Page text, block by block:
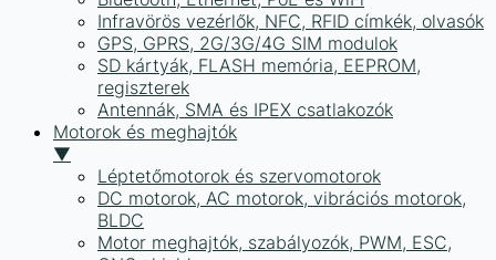
Infravörös vezérlők, NFC, RFID címkék, olvasók
GPS, GPRS, 2G/3G/4G SIM modulok
SD kártyák, FLASH memória, EEPROM,
regiszterek
Antennák, SMA és IPEX csatlakozók
Motorok és meghajtók
▼
Léptetőmotorok és szervomotorok
DC motorok, AC motorok, vibrációs motorok,
BLDC
Motor meghajtók, szabályozók, PWM, ESC,